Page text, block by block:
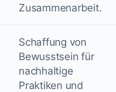
Zusammenarbeit.
Schaffung von
Bewusstsein für
nachhaltige
Praktiken und